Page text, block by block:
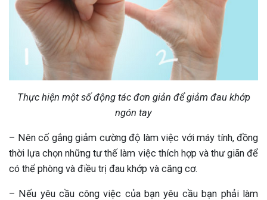
Thực hiện một số động tác đơn giản để giảm đau khớp
ngón tay
– Nên cố gắng giảm cường độ làm việc với máy tính, đồng
thời lựa chọn những tư thế làm việc thích hợp và thư giãn để
có thể phòng và điều trị đau khớp và căng cơ.
– Nếu yêu cầu công việc của bạn yêu cầu bạn phải làm